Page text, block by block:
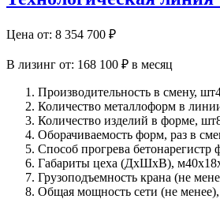
Цена от: 8 354 700 ₽
В лизинг от: 168 100 ₽ в месяц
Производительность в смену, шт
Количество металлоформ в
Количество изделий в форме, шт
Оборачиваемость форм, раз в
Способ прогрева бетонарегистр
Габариты цеха (ДхШхВ), м
Грузоподъемность крана (не
Общая мощность сети (не